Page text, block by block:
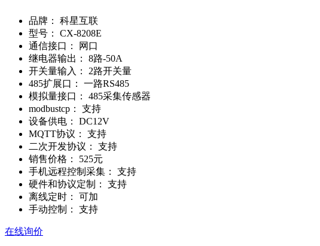
品牌：
科星互联
型号：
CX-8208E
通信接口：
网口
继电器输出：
8路-50A
开关量输入：
2路开关量
485扩展口：
一路RS485
模拟量接口：
485采集传感器
modbustcp：
支持
设备供电：
DC12V
MQTT协议：
支持
二次开发协议：
支持
销售价格：
525元
手机远程控制采集：
支持
硬件和协议定制：
支持
离线定时：
可加
手动控制：
支持
在线询价